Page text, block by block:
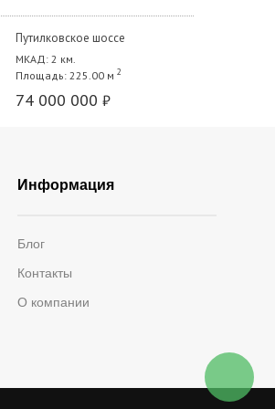
Путилковское шоссе
МКАД: 2 км.
Площадь: 225.00 м 2
74 000 000 ₽
Информация
Блог
Контакты
О компании